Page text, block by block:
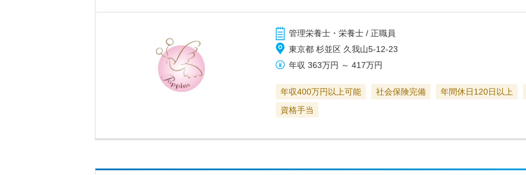
管理栄養士・栄養士 / 正職員
東京都 杉並区 久我山5-12-23
年収 363万円 ～417万円
年収400万円以上可能 社会保険完備 年間休日120日以上
資格手当